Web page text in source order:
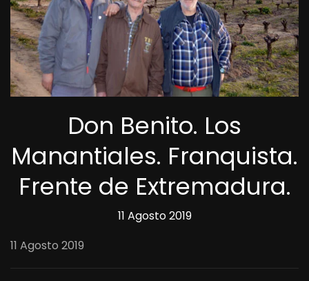
Don Benito. Los
Manantiales. Franquista.
Frente de Extremadura.
11 Agosto 2019
11 Agosto 2019